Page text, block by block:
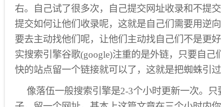
右。自己试了很多次，自己提交网址收录和不提
提交如何让他们收录呢，这就是自己们需要用逆
要去主动找他们呢，让他们主动找自己们不是更
实搜索引擎谷歌(google)注重的是外链，只要自己
快的站点留一个链接就可以了，这就是把蜘蛛引
像落伍一般搜索引擎是2-3个小时更新一次。